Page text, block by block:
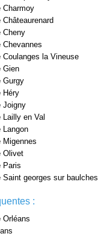
Charmoy
Cheny
Chevannes
Coulanges la Vineuse
Gien
Gurgy
Héry
Joigny
Lailly en Val
Langon
Migennes
Olivet
Paris
Saint georges sur baulches
:
Orléans